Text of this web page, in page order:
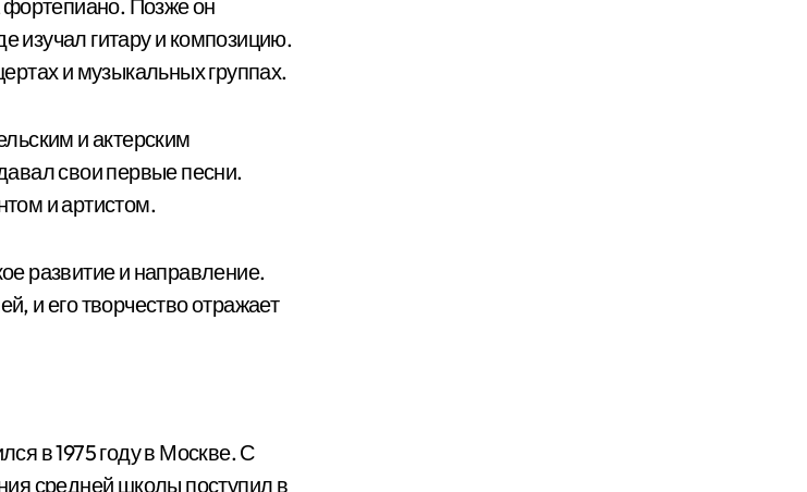
фортепиано. Позже он
изучал гитару и композицию.
и музыкальных группах.
и актерским
свои первые песни.
и артистом.
развитие и направление.
и его творчество отражает
в 1975 году в Москве. С
средней школы поступил в